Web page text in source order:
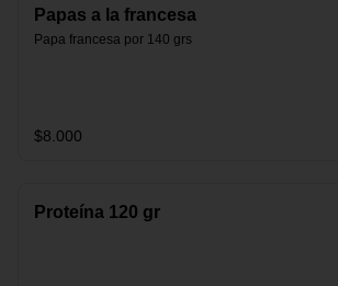
Papas a la francesa
Papa francesa por 140 grs
$8.000
Proteína 120 gr